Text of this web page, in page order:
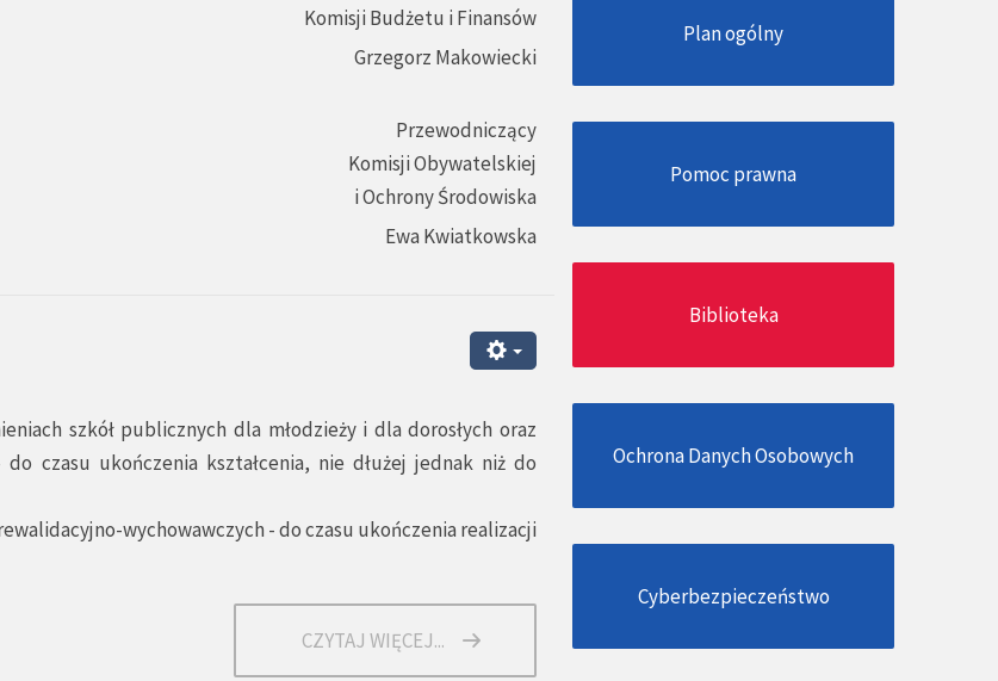
Komisji Budżetu i Finansów
Grzegorz Makowiecki
Przewodniczący
Komisji Obywatelskiej
i Ochrony Środowiska
Ewa Kwiatkowska
szkół publicznych dla młodzieży i dla dorosłych oraz
czasu ukończenia kształcenia, nie dłużej jednak niż do
wychowawczych - do czasu ukończenia realizacji
CZYTAJ WIĘCEJ...
Plan ogólny
Pomoc prawna
Biblioteka
Ochrona Danych Osobowych
Cyberbezpieczeństwo